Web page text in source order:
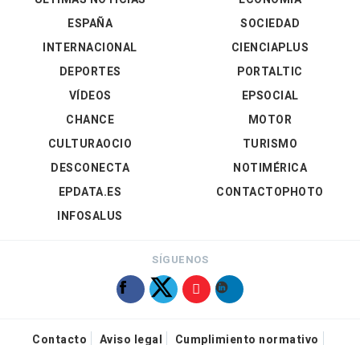
ESPAÑA
INTERNACIONAL
DEPORTES
VÍDEOS
SOCIEDAD
CIENCIAPLUS
PORTALTIC
EPSOCIAL
CHANCE
CULTURAOCIO
DESCONECTA
EPDATA.ES
INFOSALUS
MOTOR
TURISMO
NOTIMÉRICA
CONTACTOPHOTO
SÍGUENOS
Contacto Aviso legal Cumplimiento normativo